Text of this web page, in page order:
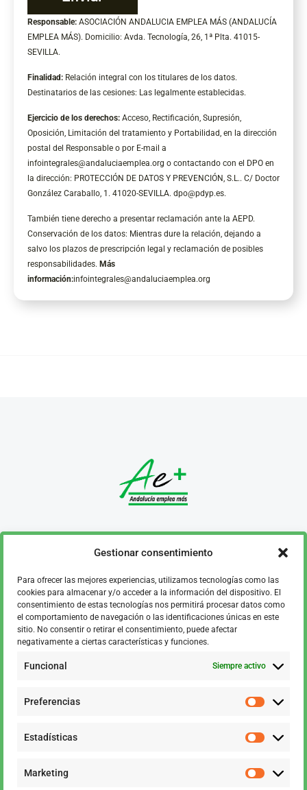
Gestionar consentimiento
Para ofrecer las mejores experiencias, utilizamos tecnologías como las
cookies para almacenar y/o acceder a la información del dispositivo. El
consentimiento de estas tecnologías nos permitirá procesar datos como
el comportamiento de navegación o las identificaciones únicas en este
sitio. No consentir o retirar el consentimiento, puede afectar
negativamente a ciertas características y funciones.
Funcional Siempre activo
Preferencias
Estadísticas
Marketing
Responsable: ASOCIACIÓN ANDALUCIA EMPLEA MÁS (ANDALUCÍA
EMPLEA MÁS). Domicilio: Avda. Tecnología, 26, 1ª Plta. 41015-
SEVILLA.
Finalidad: Relación integral con los titulares de los datos.
Destinatarios de las cesiones: Las legalmente establecidas.
Ejercicio de los derechos: Acceso, Rectificación, Supresión,
Oposición, Limitación del tratamiento y Portabilidad, en la dirección
postal del Responsable o por E-mail a
infointegrales@andaluciaemplea.org o contactando con el DPO en
la dirección: PROTECCIÓN DE DATOS Y PREVENCIÓN, S.L.. C/ Doctor
González Caraballo, 1. 41020-SEVILLA. dpo@pdyp.es.
También tiene derecho a presentar reclamación ante la AEPD.
Conservación de los datos: Mientras dure la relación, dejando a
salvo los plazos de prescripción legal y reclamación de posibles
responsabilidades. Más
información:infointegrales@andaluciaemplea.org
¿Necesitas ayuda? No dudes en contactar con
nosotros
Contáctanos al email
infointegrales@andaluciaemplea.org
Andaluz de Empleo, que está financiado con cargo a la medida comunitaria D442HBF3ER, en el
Este programa ofrece un conjunto de acciones de orientación personalizada, de formación,
apoyo y acompañamiento directo e individual, mejorando y fortaleciendo las habilidades de las